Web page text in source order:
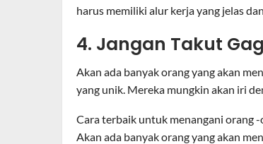
harus memiliki alur kerja yang jelas
4. Jangan Takut
Akan ada banyak orang yang akan
yang unik. Mereka mungkin akan iri
Cara terbaik untuk menangani orang
Akan ada banyak orang yang akan